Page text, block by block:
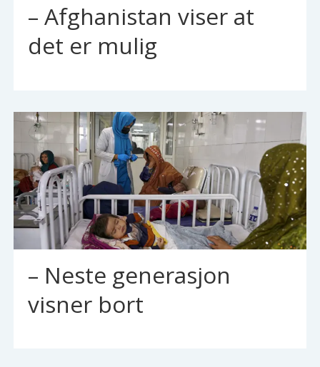
– Afghanistan viser at
det er mulig
– Neste generasjon
visner bort